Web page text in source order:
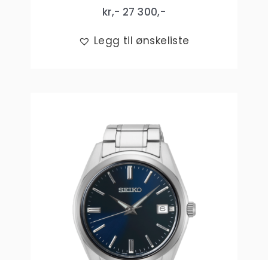
kr,- 27 300,-
Legg til ønskeliste